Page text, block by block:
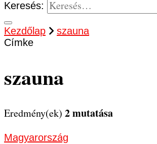
Keresés:
Kezdőlap
szauna
Címke
szauna
Eredmény(ek) 2 mutatása
Magyarország